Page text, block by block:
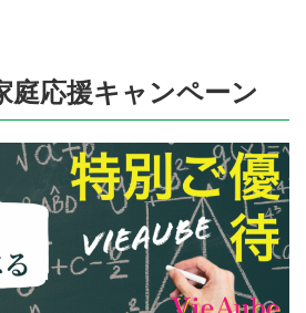
庭応援キャンペーン